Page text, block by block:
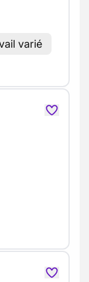
varié